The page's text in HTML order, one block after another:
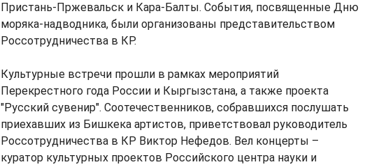
Пристань-Пржевальск и Кара-Балты. События, посвященные Дню
моряка-надводника, были организованы представительством
Россотрудничества в КР.
Культурные встречи прошли в рамках мероприятий
Перекрестного года России и Кыргызстана, а также проекта
"Русский сувенир". Соотечественников, собравшихся послушать
приехавших из Бишкека артистов, приветствовал руководитель
Россотрудничества в КР Виктор Нефедов. Вел концерты –
куратор культурных проектов Российского центра науки и